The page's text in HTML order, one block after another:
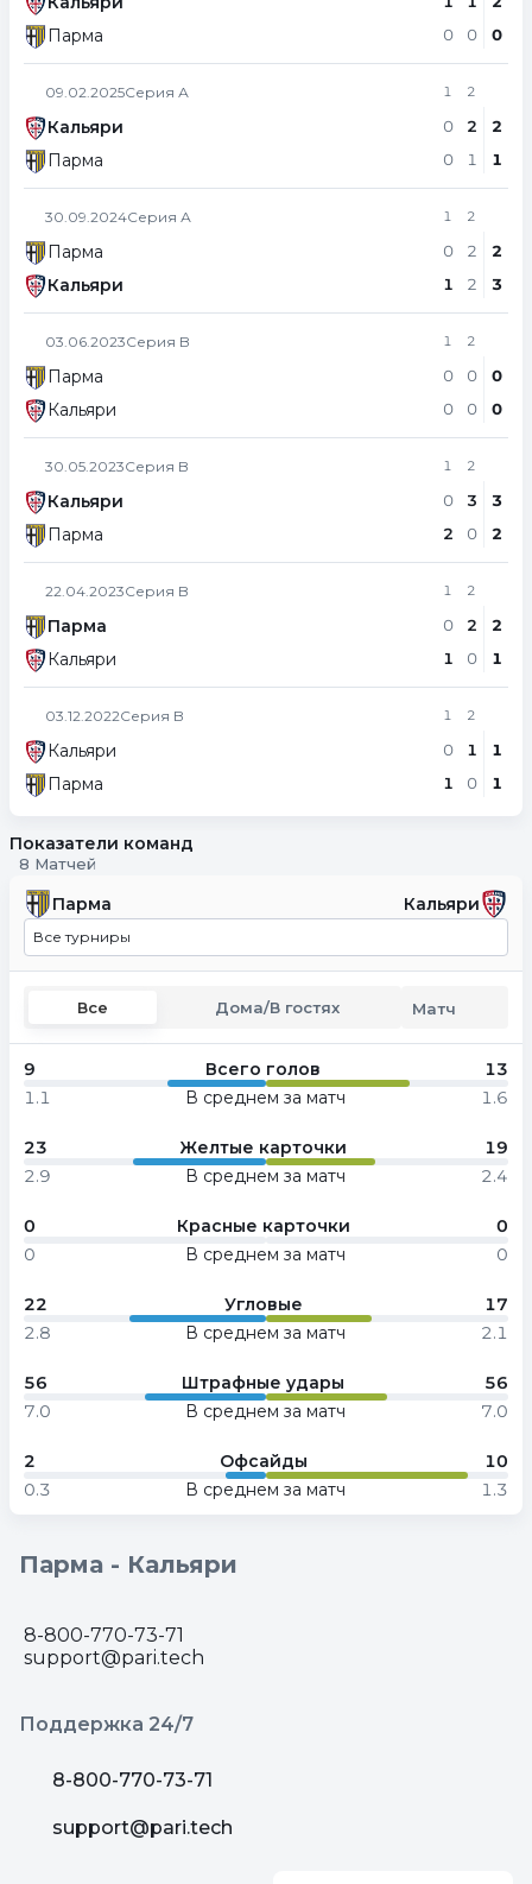
Парма
0
0
0
09.02.2025Серия А
Кальяри
Парма
1
0
0
2
2
1
2
1
30.09.2024Серия А
Парма
Кальяри
1
0
1
2
2
2
2
3
03.06.2023Серия B
Парма
Кальяри
1
0
0
2
0
0
0
0
30.05.2023Серия B
Кальяри
Парма
1
0
2
2
3
0
3
2
22.04.2023Серия B
Парма
Кальяри
1
0
1
2
2
0
2
1
03.12.2022Серия B
Кальяри
Парма
1
0
1
2
1
0
1
1
Показатели команд
8 Матчей
Парма Кальяри
Все турниры
Все Дома/В гостях Матч
9 Всего голов
13
1.1
В среднем за матч 1.6
23 Желтые карточки
19
2.9
В среднем за матч 2.4
0 Красные карточки
0
0
В среднем за матч 0
22 Угловые
17
2.8
В среднем за матч 2.1
56 Штрафные удары
56
7.0
В среднем за матч 7.0
2 Офсайды
10
0.3
В среднем за матч 1.3
Парма - Кальяри
8-800-770-73-71
support@pari.tech
Поддержка 24/7
8-800-770-73-71
support@pari.tech